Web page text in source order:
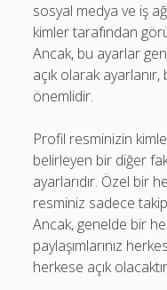
sosyal medya ve iş
kimler tarafından
Ancak, bu ayarlar
açık olarak
önemlidir.
Profil resminizin
belirleyen bir diğer
ayarlarıdır. Özel bir
resminiz sadece
Ancak, genelde bir
paylaşımlarınız
herkese açık